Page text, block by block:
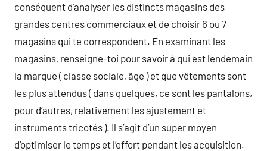
conséquent d’analyser les distincts magasins des
grandes centres commerciaux et de choisir 6 ou 7
magasins qui te correspondent. En examinant les
magasins, renseigne-toi pour savoir à qui est lendemain
la marque ( classe sociale, âge ) et que vêtements sont
les plus attendus ( dans quelques, ce sont les pantalons,
pour d’autres, relativement les ajustement et
instruments tricotés ). Il s’agit d’un super moyen
d’optimiser le temps et l’effort pendant les acquisition.